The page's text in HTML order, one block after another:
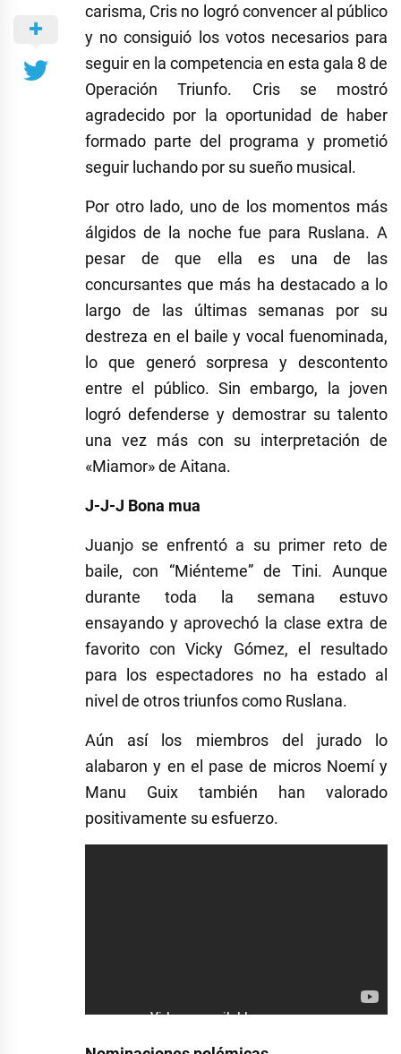
carisma, Cris no logró convencer al público
y no consiguió los votos necesarios para
seguir en la competencia en esta gala 8 de
Operación Triunfo. Cris se mostró
agradecido por la oportunidad de haber
formado parte del programa y prometió
seguir luchando por su sueño musical.
Por otro lado, uno de los momentos más
álgidos de la noche fue para Ruslana. A
pesar de que ella es una de las
concursantes que más ha destacado a lo
largo de las últimas semanas por su
destreza en el baile y vocal fuenominada,
lo que generó sorpresa y descontento
entre el público. Sin embargo, la joven
logró defenderse y demostrar su talento
una vez más con su interpretación de
«Miamor» de Aitana.
J-J-J Bona mua
Juanjo se enfrentó a su primer reto de
baile, con “Miénteme” de Tini. Aunque
durante toda la semana estuvo
ensayando y aprovechó la clase extra de
favorito con Vicky Gómez, el resultado
para los espectadores no ha estado al
nivel de otros triunfos como Ruslana.
Aún así los miembros del jurado lo
alabaron y en el pase de micros Noemí y
Manu Guix también han valorado
positivamente su esfuerzo.